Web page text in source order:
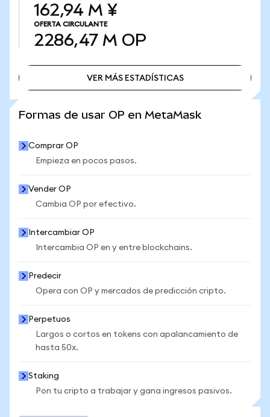
162,94 M ¥
OFERTA CIRCULANTE
2286,47 M OP
VER MÁS ESTADÍSTICAS
Formas de usar OP en MetaMask
Comprar OP
Empieza en pocos pasos.
Vender OP
Cambia OP por efectivo.
Intercambiar OP
Intercambia OP en y entre blockchains.
Predecir
Opera con OP y mercados de predicción cripto.
Perpetuos
Largos o cortos en tokens con apalancamiento de
hasta 50x.
Staking
Pon tu cripto a trabajar y gana ingresos pasivos.